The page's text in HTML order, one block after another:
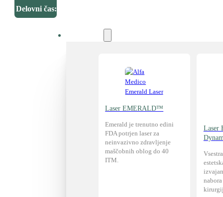
Laser EMERALD™
Emerald je trenutno edini
FDA potrjen laser za
neinvazivno zdravljenje
maščobnih oblog do 40
ITM.
Laser
Delovni čas: